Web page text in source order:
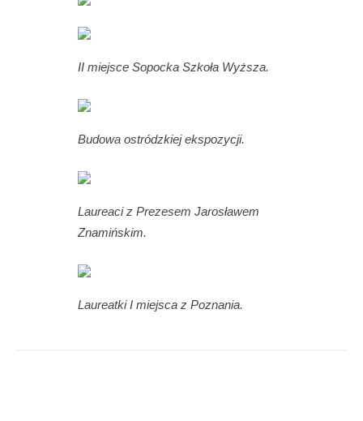
II miejsce Sopocka Szkoła Wyższa.
Budowa ostródzkiej ekspozycji.
Laureaci z Prezesem Jarosławem
Znamińskim.
Laureatki I miejsca z Poznania.